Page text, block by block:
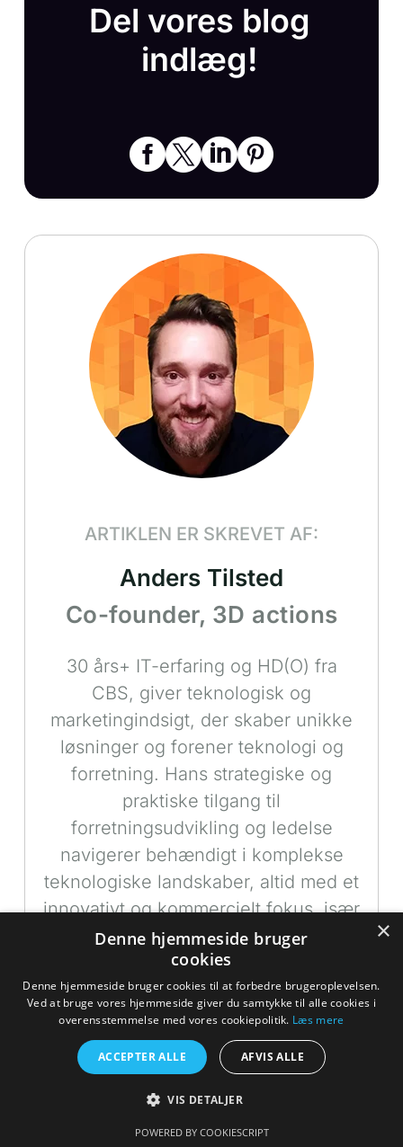
Del vores blog
indlæg!
ARTIKLEN ER SKREVET AF:
Anders Tilsted
Co-founder, 3D actions
30 års+ IT-erfaring og HD(O) fra
CBS, giver teknologisk og
marketingindsigt, der skaber unikke
løsninger og forener teknologi og
forretning. Hans strategiske og
praktiske tilgang til
forretningsudvikling og ledelse
navigerer behændigt i komplekse
teknologiske landskaber, altid med et
innovativt og kommercielt fokus, især
i en æra, hvor teknologiens
eksponentielle vækst synes
ustoppelig.
Se alle artikler 
×
Denne hjemmeside bruger
cookies
Denne hjemmeside bruger cookies til at forbedre brugeroplevelsen.
Ved at bruge vores hjemmeside giver du samtykke til alle cookies i
overensstemmelse med vores cookiepolitik. Læs mere
ACCEPTER ALLE AFVIS ALLE
VIS DETALJER
POWERED BY COOKIESCRIPT